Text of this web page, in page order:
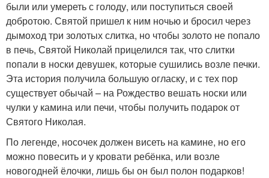
были или умереть с голоду, или поступиться своей
добротою. Святой пришел к ним ночью и бросил через
дымоход три золотых слитка, но чтобы золото не попало
в печь, Святой Николай прицелился так, что слитки
попали в носки девушек, которые сушились возле печки.
Эта история получила большую огласку, и с тех пор
существует обычай – на Рождество вешать носки или
чулки у камина или печи, чтобы получить подарок от
Святого Николая.
По легенде, носочек должен висеть на камине, но его
можно повесить и у кровати ребёнка, или возле
новогодней ёлочки, лишь бы он был полон подарков!